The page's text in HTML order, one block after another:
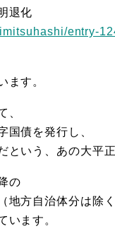
退化
entry-
ます。
、
国債を発行し、
という、あの大平
の
地方自治体分は除く
います。